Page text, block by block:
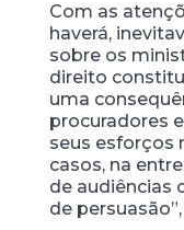
Com as
haverá,
sobre os
direito
uma
procuradores
seus esforços
casos, na
de audiências
de